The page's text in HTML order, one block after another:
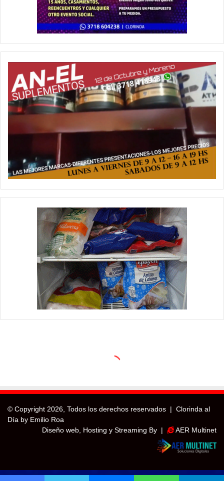
© Copyright 2026, Todos los derechos reservados | Clorinda al
Día by Emilio Roa
Diseño web, Hosting y Streaming By |
AER Multinet